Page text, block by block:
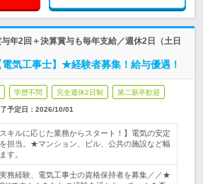
年2回＋決算賞与も毎年支給／週休2日（土日
気工事士】★経験者募集！給与優遇！
学歴不問 完全週休2日制 第二新卒歓迎
予定日： 2026/10/01
スキルに応じた業務からスタート！】電気の安定
担当。★マンション、ビル、公共の施設など幅
す。
務経験、電気工事士の資格保持者を募集／／★